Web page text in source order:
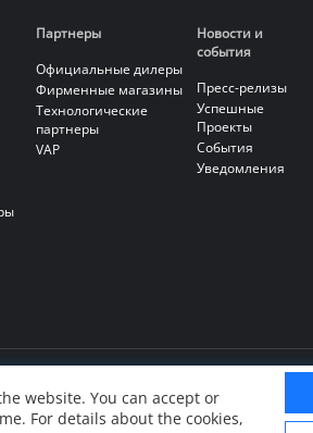
website. You can accept or
For details about the cookies,
Партнеры
Официальные дилеры
Фирменные магазины
Технологические
партнеры
VAP
Новости и
события
Пресс-релизы
Успешные
Проекты
События
Уведомления